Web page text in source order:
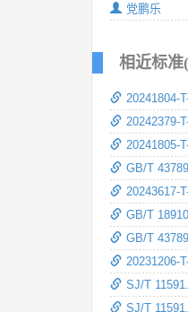
党鹏乐
相近标准
20241804-
20242379-
20241805-
GB/T
20243617-
GB/T
GB/T
20231206-
SJ/T
SJ/T